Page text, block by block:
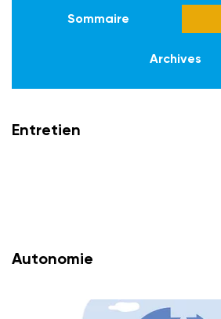
Sommaire
Archives
Entretien
Autonomie